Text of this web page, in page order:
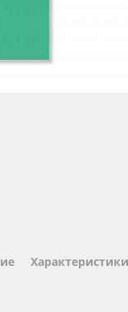
Характеристики